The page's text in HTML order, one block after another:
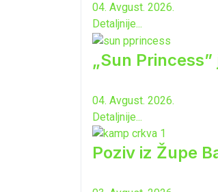
04. Avgust. 2026.
Detaljnije...
„Sun
04. Avgust. 2026.
Detaljnije...
Poziv iz Župe